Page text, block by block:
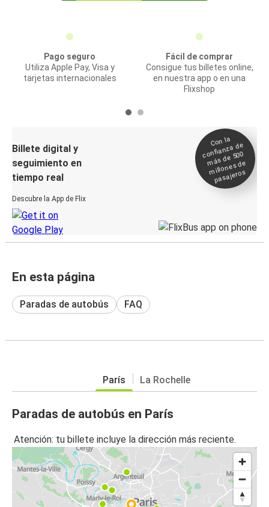
Pago seguro
Utiliza Apple Pay, Visa y
tarjetas internacionales
Fácil de comprar
Consigue tus billetes online,
en nuestra app o en una
Flixshop
Billete digital y
seguimiento en
tiempo real
Descubre la App de Flix
Con la
confianza de
más de 500
millones de
pasajeros
En esta página
Paradas de autobús FAQ
París La Rochelle
Paradas de autobús en París
Atención: tu billete incluye la dirección más reciente.